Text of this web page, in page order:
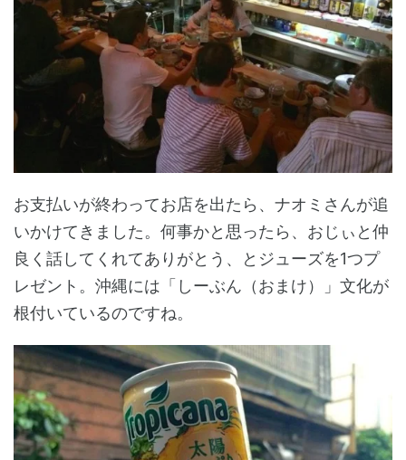
お支払いが終わってお店を出たら、ナオミさんが追
いかけてきました。何事かと思ったら、おじぃと仲
良く話してくれてありがとう、とジューズを1つプ
レゼント。沖縄には「しーぶん（おまけ）」文化が
根付いているのですね。